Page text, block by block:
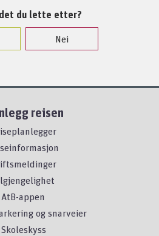
du lette etter?
Nei
reisen
AtB-appen
og snarveier
Skoleskyss